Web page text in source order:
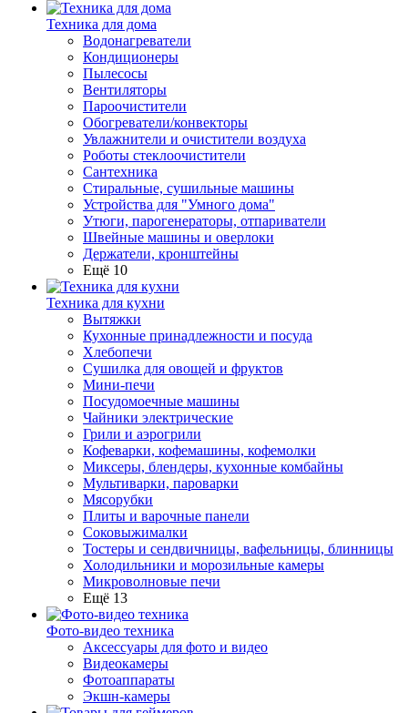
Техника для дома
Водонагреватели
Кондиционеры
Пылесосы
Вентиляторы
Пароочистители
Обогреватели/конвекторы
Увлажнители и очистители воздуха
Роботы стеклоочистители
Сантехника
Стиральные, сушильные машины
Устройства для "Умного дома"
Утюги, парогенераторы, отпариватели
Швейные машины и оверлоки
Держатели, кронштейны
Ещё 10
Техника для кухни
Вытяжки
Кухонные принадлежности и посуда
Хлебопечи
Сушилка для овощей и фруктов
Мини-печи
Посудомоечные машины
Чайники электрические
Грили и аэрогрили
Кофеварки, кофемашины, кофемолки
Миксеры, блендеры, кухонные комбайны
Мультиварки, пароварки
Мясорубки
Плиты и варочные панели
Соковыжималки
Тостеры и сендвичницы, вафельницы, блинницы
Холодильники и морозильные камеры
Микроволновые печи
Ещё 13
Фото-видео техника
Аксессуары для фото и видео
Видеокамеры
Фотоаппараты
Экшн-камеры